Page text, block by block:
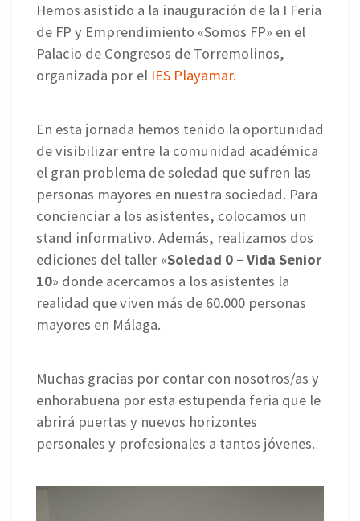
Hemos asistido a la inauguración de la I Feria
de FP y Emprendimiento «Somos FP» en el
Palacio de Congresos de Torremolinos,
organizada por el IES Playamar.
En esta jornada hemos tenido la oportunidad
de visibilizar entre la comunidad académica
el gran problema de soledad que sufren las
personas mayores en nuestra sociedad. Para
concienciar a los asistentes, colocamos un
stand informativo. Además, realizamos dos
ediciones del taller «Soledad 0 – Vida Senior
10» donde acercamos a los asistentes la
realidad que viven más de 60.000 personas
mayores en Málaga.
Muchas gracias por contar con nosotros/as y
enhorabuena por esta estupenda feria que le
abrirá puertas y nuevos horizontes
personales y profesionales a tantos jóvenes.